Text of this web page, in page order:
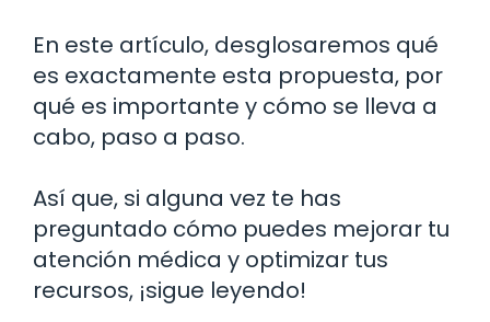
En este artículo, desglosaremos qué
es exactamente esta propuesta, por
qué es importante y cómo se lleva a
cabo, paso a paso.
Así que, si alguna vez te has
preguntado cómo puedes mejorar tu
atención médica y optimizar tus
recursos, ¡sigue leyendo!